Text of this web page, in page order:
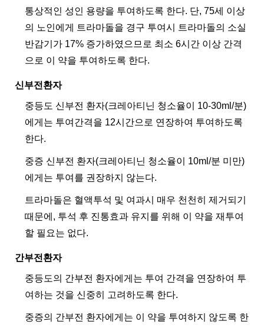
통상적인 성인 용량을 투여하도록 한다. 단, 75세 이상
의 노인에게 트라마돌을 경구 투여시 트라마돌의 소실
반감기가 17% 증가하였으므로 최소 6시간 이상 간격
으로 이 약을 투여하도록 한다.
신부전환자
중등도 신부전 환자(크레아티닌 청소율이 10-30ml/분)
에게는 투여간격을 12시간으로 연장하여 투여하도록
한다.
중증 신부전 환자(크레아티닌 청소율이 10ml/분 미만)
에게는 투여를 권장하지 않는다.
트라마돌은 혈액투석 및 여과시 매우 천천히 제거되기
때문에, 투석 후 진통효과 유지를 위해 이 약을 재투여
할 필요는 없다.
간부전환자
중등도의 간부전 환자에게는 투여 간격을 연장하여 투
여하는 것을 신중히 고려하도록 한다.
중증의 간부전 환자에게는 이 약을 투여하지 않도록 한